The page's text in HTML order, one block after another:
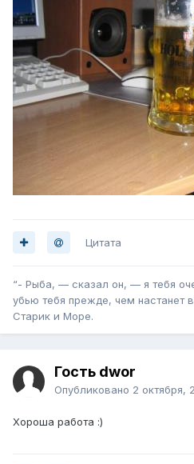
Цитата
“- Рыба, — сказал он, — я тебя
убью тебя прежде, чем настанет
Старик и Море.
Гость dwor
Опубликовано 2 октября,
Хороша работа :)